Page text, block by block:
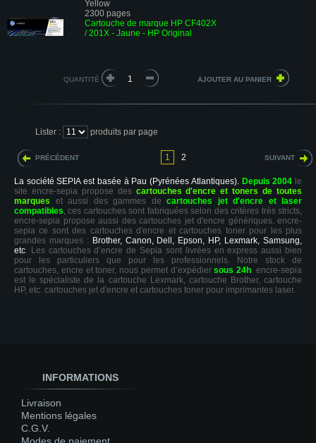
Yellow
2300 pages
Cartouche de marque HP CF402X
/ 201X - Jaune - HP Original
QUANTITÉ
Lister : produits par page
PRÉCÉDENT 1 2 SUIVANT
La société SEPIA est basée à Pau (Pyrénées Atlantiques). Depuis 2004 le
site encre-sepia propose des cartouches d'encre et toners de toutes
marques et aussi des gammes de cartouches jet d'encre et laser
compatibles, ces cartouches sont fabriquées selon des critères très stricts,
encre-sepia propose aussi des cartouches jet d'encre génériques. encre-
sepia ce sont des cartouches d'encre et cartouches toner pour les plus
grandes marques : Brother, Canon, Dell, Epson, HP, Lexmark, Samsung,
etc. Les cartouches d’encre de Sepia sont livrées en express aussi bien
pour les particuliers que pour les professionnels. Notre stock de
cartouches, encre et toner, nous permet d’expédiersous 24h. encre-sepia
est le spécialiste de la cartouche Lexmark, cartouche Brother, cartouche
HP, etc. cartouches jet d'encre et cartouches toner pour imprimantes laser.
INFORMATIONS
Livraison
Mentions légales
C.G.V.